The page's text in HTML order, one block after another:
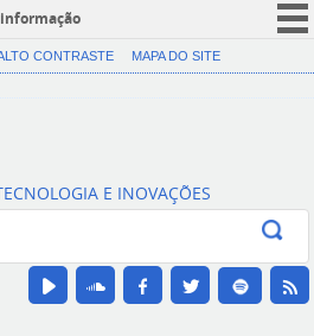
informação
CORONAVÍRUS (COVID-19)
Canais
CONTRASTE MAPA DO SITE
E INOVAÇÕES